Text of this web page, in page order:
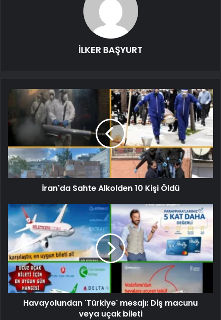
İLKER BAŞYURT
İran'da Sahte Alkolden 10 Kişi Öldü
Havayolundan 'Türkiye' mesajı: Diş macunu
veya uçak bileti